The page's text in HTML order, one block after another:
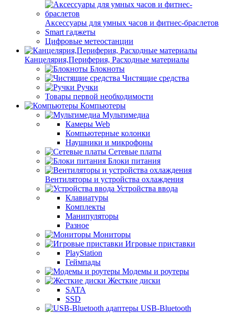
Аксессуары для умных часов и фитнес-браслетов
Smart гаджеты
Цифровые метеостанции
Канцелярия,Периферия, Расходные материалы
Блокноты
Чистящие средства
Ручки
Товары первой необходимости
Компьютеры
Мультимедиа
Камеры Web
Компьютерные колонки
Наушники и микрофоны
Сетевые платы
Блоки питания
Вентиляторы и устройства охлаждения
Устройства ввода
Клавиатуры
Комплекты
Манипуляторы
Разное
Мониторы
Игровые приставки
PlayStation
Геймпады
Модемы и роутеры
Жесткие диски
SATA
SSD
USB-Bluetooth